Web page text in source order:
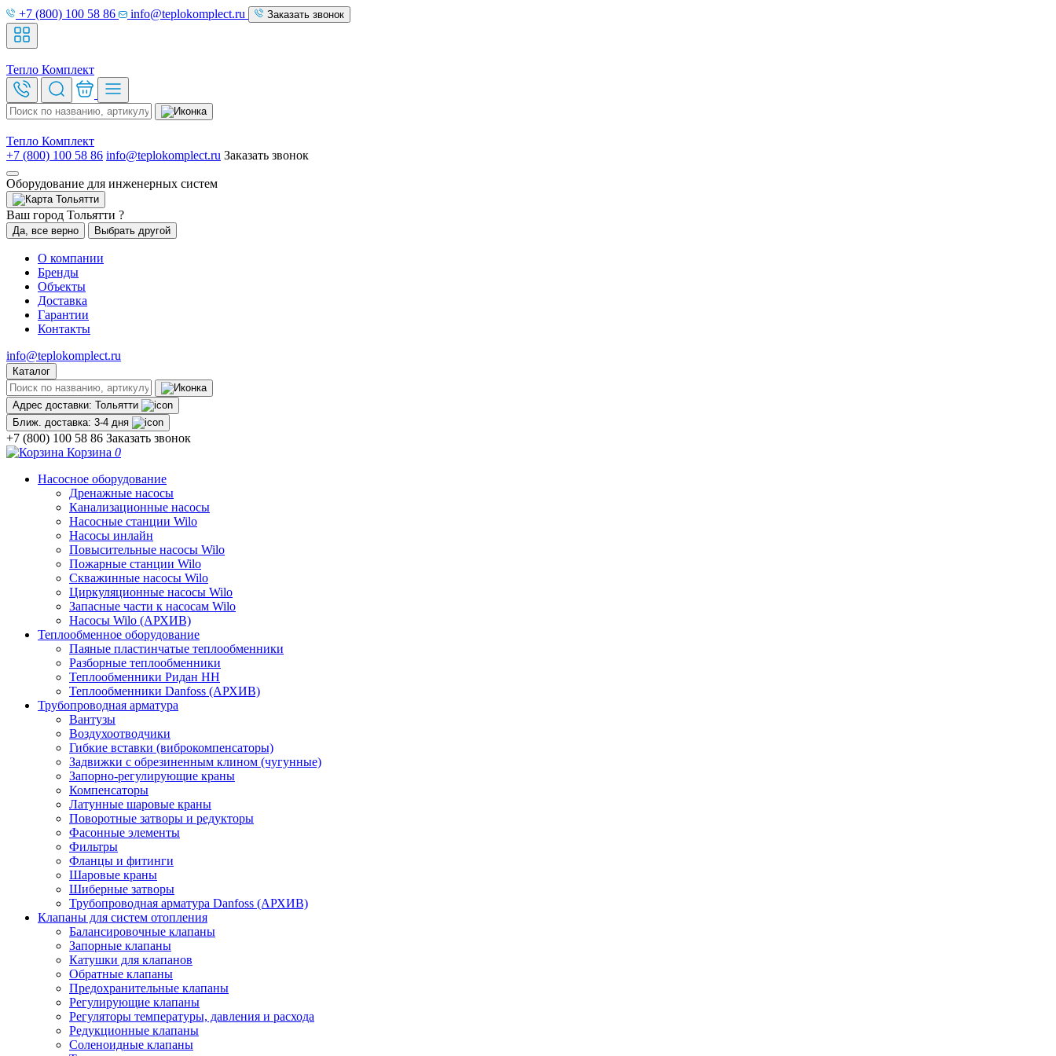
+7 (800) 100 58 86 info@teplokomplect.ru Заказать звонок
Тепло Комплект
Тепло Комплект
+7 (800) 100 58 86 info@teplokomplect.ru Заказать звонок
Оборудование для инженерных систем
Тольятти
Ваш город Тольятти ?
Да, все верно Выбрать другой
О компании
Бренды
Объекты
Доставка
Гарантии
Контакты
info@teplokomplect.ru
Каталог
Адрес доставки: Тольятти
Ближ. доставка: 3-4 дня
+7 (800) 100 58 86 Заказать звонок
Корзина 0
Насосное оборудование
Дренажные насосы
Канализационные насосы
Насосные станции Wilo
Насосы инлайн
Повысительные насосы Wilo
Пожарные станции Wilo
Скважинные насосы Wilo
Циркуляционные насосы Wilo
Запасные части к насосам Wilo
Насосы Wilo (АРХИВ)
Теплообменное оборудование
Паяные пластинчатые теплообменники
Разборные теплообменники
Теплообменники Ридан НН
Теплообменники Danfoss (АРХИВ)
Трубопроводная арматура
Вантузы
Воздухоотводчики
Гибкие вставки (виброкомпенсаторы)
Задвижки с обрезиненным клином (чугунные)
Запорно-регулирующие краны
Компенсаторы
Латунные шаровые краны
Поворотные затворы и редукторы
Фасонные элементы
Фильтры
Фланцы и фитинги
Шаровые краны
Шиберные затворы
Трубопроводная арматура Danfoss (АРХИВ)
Клапаны для систем отопления
Балансировочные клапаны
Запорные клапаны
Катушки для клапанов
Обратные клапаны
Предохранительные клапаны
Регулирующие клапаны
Регуляторы температуры, давления и расхода
Редукционные клапаны
Соленоидные клапаны